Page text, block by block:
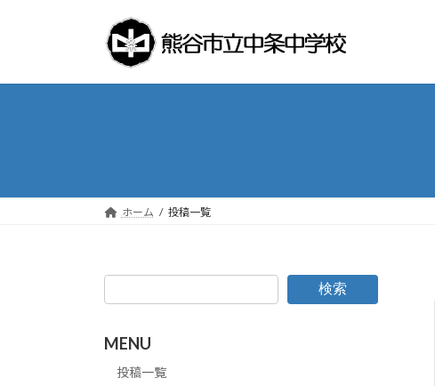
プ
動
ホーム 投稿一覧
検索
MENU
投稿一覧